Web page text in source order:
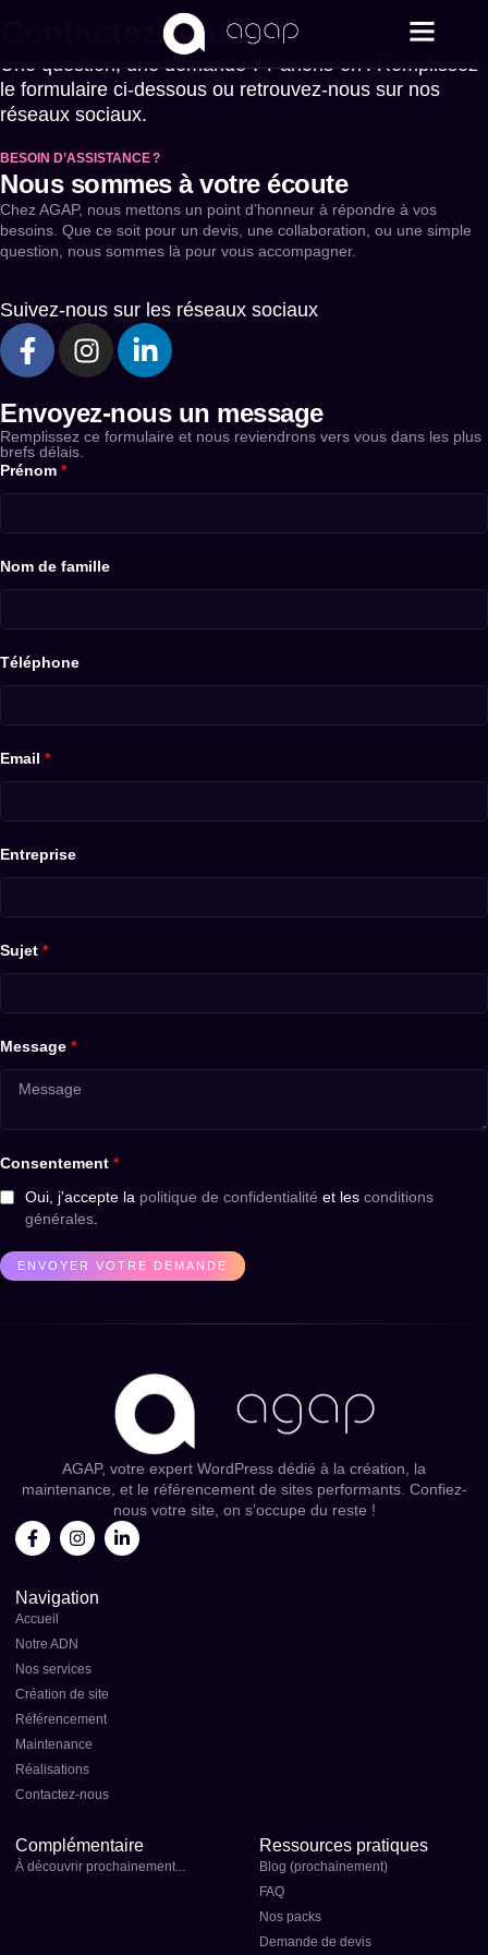
Contactez-nous
Une question, une demande ? Parlons-en ! Remplissez
le formulaire ci-dessous ou retrouvez-nous sur nos
réseaux sociaux.
BESOIN D’ASSISTANCE ?
Nous sommes à votre écoute
Chez AGAP, nous mettons un point d’honneur à répondre à vos
besoins. Que ce soit pour un devis, une collaboration, ou une simple
question, nous sommes là pour vous accompagner.
Suivez-nous sur les réseaux sociaux
Envoyez-nous un message
Remplissez ce formulaire et nous reviendrons vers vous dans les plus
brefs délais.
Prénom *
Nom de famille
Téléphone
Email *
Entreprise
Sujet *
Message *
Consentement *
Oui, j'accepte la politique de confidentialité et les conditions
générales.
ENVOYER VOTRE DEMANDE
AGAP, votre expert WordPress dédié à la création, la
maintenance, et le référencement de sites performants. Confiez-
nous votre site, on s’occupe du reste !
Navigation
Accueil
Notre ADN
Nos services
Création de site
Référencement
Maintenance
Réalisations
Contactez-nous
Complémentaire
À découvrir prochainement...
Ressources pratiques
Blog (prochainement)
FAQ
Nos packs
Demande de devis